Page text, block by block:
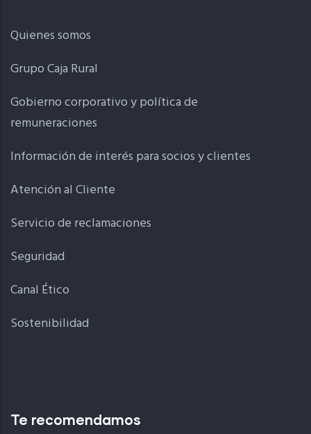
Quienes somos
Grupo Caja Rural
Gobierno corporativo y política de
remuneraciones
Información de interés para socios y clientes
Atención al Cliente
Servicio de reclamaciones
Seguridad
Canal Ético
Sostenibilidad
Te recomendamos